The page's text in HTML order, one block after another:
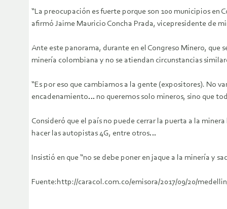
“La preocupación es fuerte porque son 100 municipios
afirmó Jaime Mauricio Concha Prada, vicepresidente de
Ante este panorama, durante en el Congreso Minero, que
minería colombiana y no se atiendan circunstancias
“Es por eso que cambiamos a la gente (expositores). No
encadenamiento… no queremos solo mineros, sino que
Consideró que el país no puede cerrar la puerta a la
hacer las autopistas 4G, entre otros…
Insistió en que “no se debe poner en jaque a la minería y
Fuente:http://caracol.com.co/emisora/2017/09/20/